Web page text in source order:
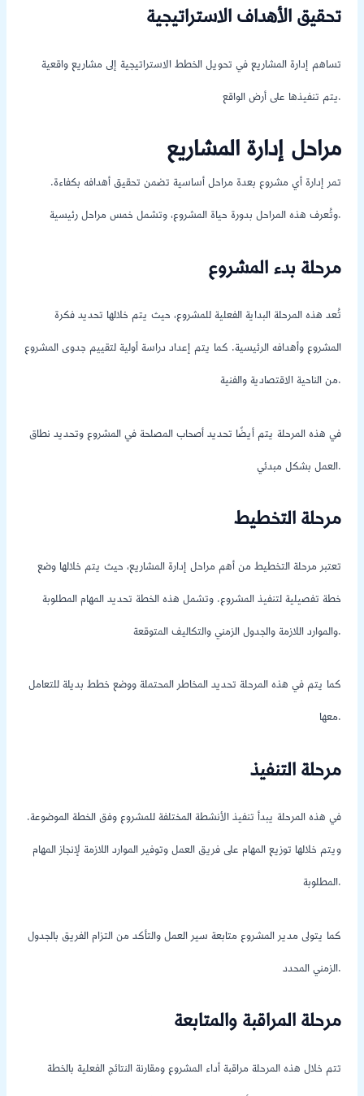
تحقيق الأهداف الاستراتيجية
تساهم إدارة المشاريع في تحويل الخطط الاستراتيجية إلى مشاريع واقعية
يتم تنفيذها على أرض الواقع.
مراحل إدارة المشاريع
تمر إدارة أي مشروع بعدة مراحل أساسية تضمن تحقيق أهدافه بكفاءة.
وتُعرف هذه المراحل بدورة حياة المشروع، وتشمل خمس مراحل رئيسية.
مرحلة بدء المشروع
تُعد هذه المرحلة البداية الفعلية للمشروع، حيث يتم خلالها تحديد فكرة
المشروع وأهدافه الرئيسية. كما يتم إعداد دراسة أولية لتقييم جدوى المشروع
من الناحية الاقتصادية والفنية.
في هذه المرحلة يتم أيضًا تحديد أصحاب المصلحة في المشروع وتحديد نطاق
العمل بشكل مبدئي.
مرحلة التخطيط
تعتبر مرحلة التخطيط من أهم مراحل إدارة المشاريع، حيث يتم خلالها وضع
خطة تفصيلية لتنفيذ المشروع. وتشمل هذه الخطة تحديد المهام المطلوبة
والموارد اللازمة والجدول الزمني والتكاليف المتوقعة.
كما يتم في هذه المرحلة تحديد المخاطر المحتملة ووضع خطط بديلة للتعامل
معها.
مرحلة التنفيذ
في هذه المرحلة يبدأ تنفيذ الأنشطة المختلفة للمشروع وفق الخطة الموضوعة.
ويتم خلالها توزيع المهام على فريق العمل وتوفير الموارد اللازمة لإنجاز المهام
المطلوبة.
كما يتولى مدير المشروع متابعة سير العمل والتأكد من التزام الفريق بالجدول
الزمني المحدد.
مرحلة المراقبة والمتابعة
تتم خلال هذه المرحلة مراقبة أداء المشروع ومقارنة النتائج الفعلية بالخطة